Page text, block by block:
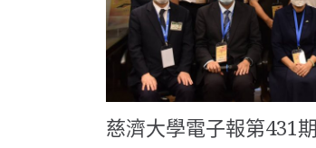
慈濟大學電子報第431期